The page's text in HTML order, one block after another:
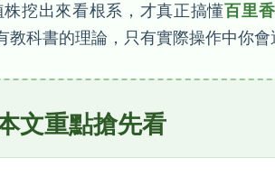
挖出來看根系，才真正搞懂百里
科書的理論，只有實際操作中你會
文重點搶先看